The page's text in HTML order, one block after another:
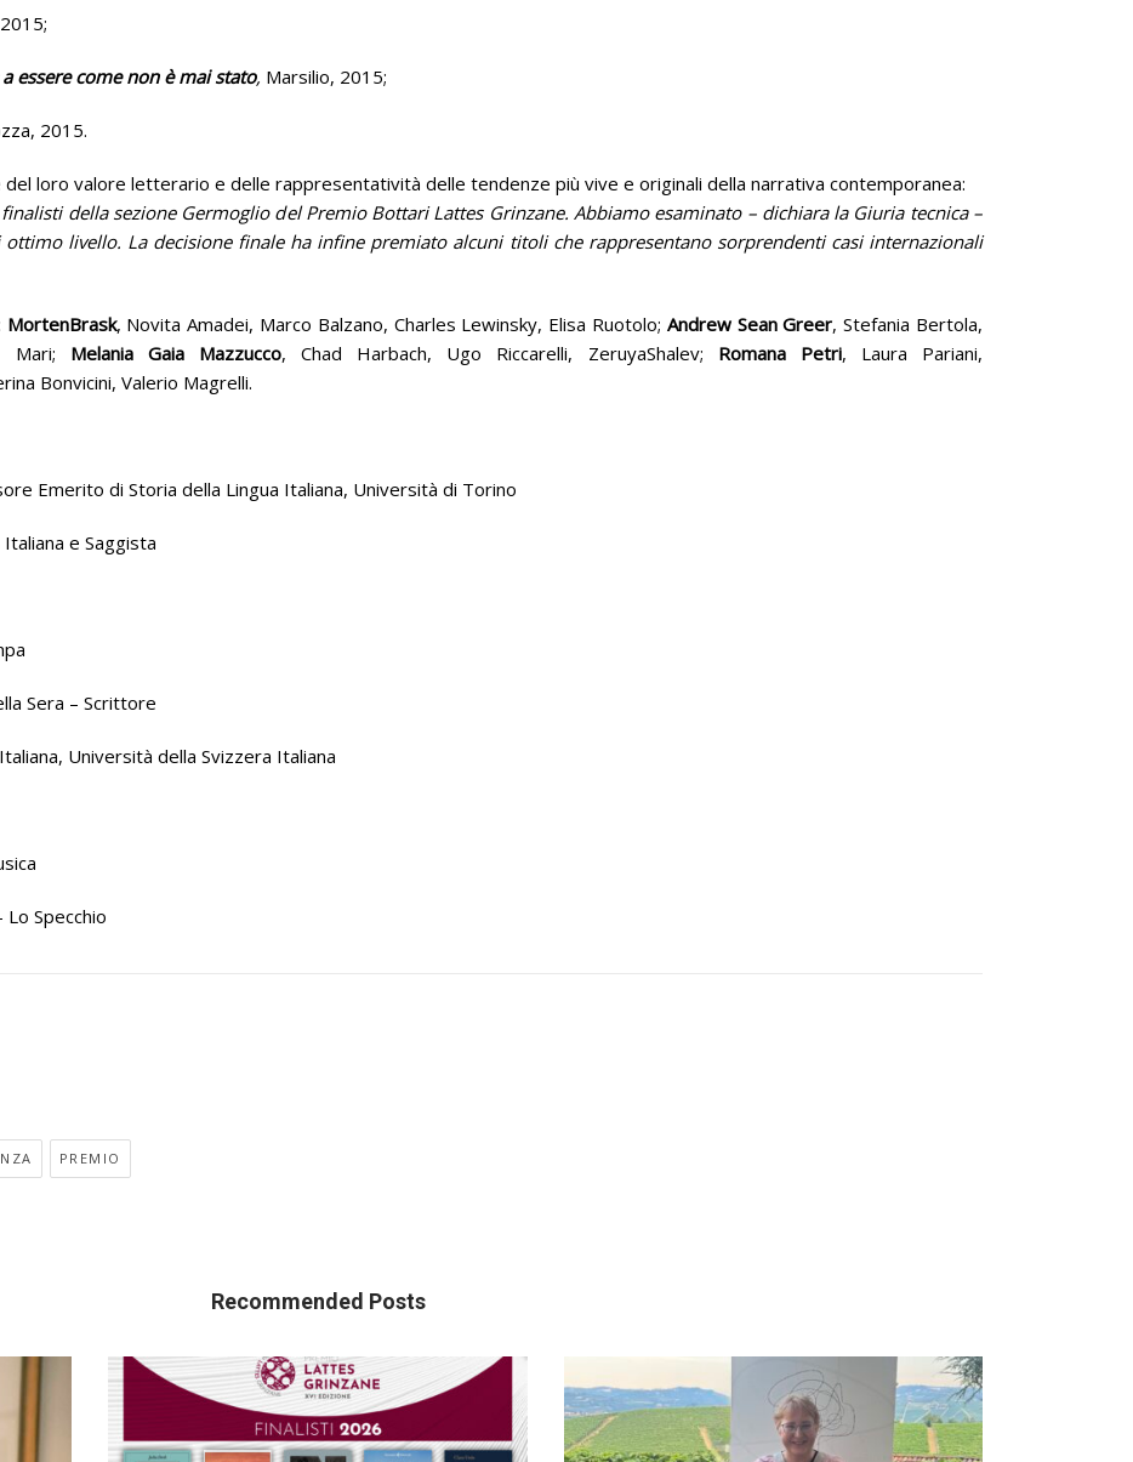
essere come non è mai stato, Marsilio, 2015;
2015.
loro valore letterario e delle rappresentatività delle tendenze più vive e originali della narrativa contemporanea:
della sezione Germoglio del Premio Bottari Lattes Grinzane. Abbiamo esaminato – dichiara la Giuria tecnica –
livello. La decisione finale ha infine premiato alcuni titoli che rappresentano sorprendenti casi internazionali
MortenBrask, Novita Amadei, Marco Balzano, Charles Lewinsky, Elisa Ruotolo; Andrew Sean Greer, Stefania Bertola,
Mari; Melania Gaia Mazzucco, Chad Harbach, Ugo Riccarelli, ZeruyaShalev; Romana Petri, Laura Pariani,
Bonvicini, Valerio Magrelli.
Emerito di Storia della Lingua Italiana, Università di Torino
e Saggista
Sera – Scrittore
Università della Svizzera Italiana
Lo Specchio
PREMIO
Recommended Posts